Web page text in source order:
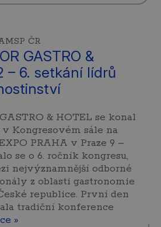
ČR
GASTRO &
– 6. setkání lídrů
& HOTEL se konal
v Kongresovém sále na
PRAHA v Praze 9 –
se o 6. ročník kongresu,
nejvýznamnější odborné
z oblasti gastronomie
republice. První den
tradiční konference
»